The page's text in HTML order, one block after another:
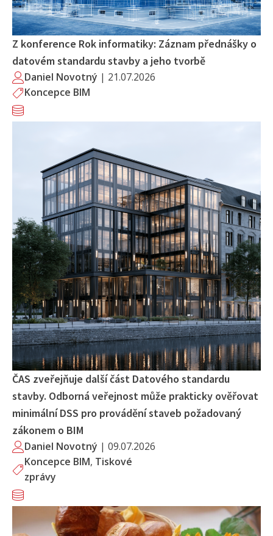
Z konference Rok informatiky: Záznam přednášky o
datovém standardu stavby a jeho tvorbě
Daniel Novotný | 21.07.2026
Koncepce BIM
ČAS zveřejňuje další část Datového standardu
stavby. Odborná veřejnost může prakticky ověřovat
minimální DSS pro provádění staveb požadovaný
zákonem o BIM
Daniel Novotný | 09.07.2026
Koncepce BIM, Tiskové
zprávy